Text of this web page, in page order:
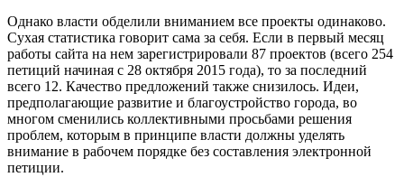
Однако власти обделили вниманием все проекты одинаково.
Сухая статистика говорит сама за себя. Если в первый месяц
работы сайта на нем зарегистрировали 87 проектов (всего 254
петиций начиная с 28 октября 2015 года), то за последний
всего 12. Качество предложений также снизилось. Идеи,
предполагающие развитие и благоустройство города, во
многом сменились коллективными просьбами решения
проблем, которым в принципе власти должны уделять
внимание в рабочем порядке без составления электронной
петиции.